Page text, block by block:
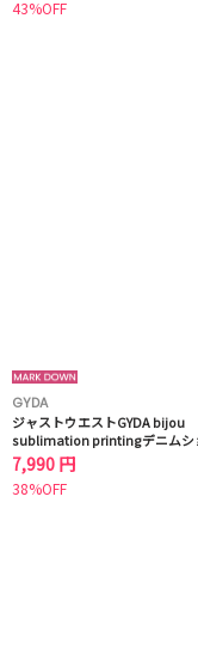
43%OFF
GYDA
ジャストウエストGYDA bijou
sublimation printingデニムシ
ツ
7,990 円
38%OFF